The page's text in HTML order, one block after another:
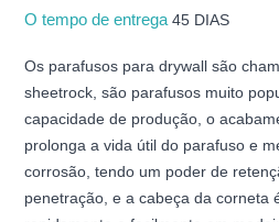
O tempo de entrega45 DIAS
Os parafusos para drywall são
sheetrock, são parafusos muito
capacidade de produção, o
prolonga a vida útil do parafuso e
corrosão, tendo um poder de
penetração, e a cabeça da corneta